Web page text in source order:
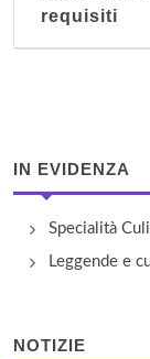
requisiti
IN EVIDENZA
Specialità
Leggende e
NOTIZIE